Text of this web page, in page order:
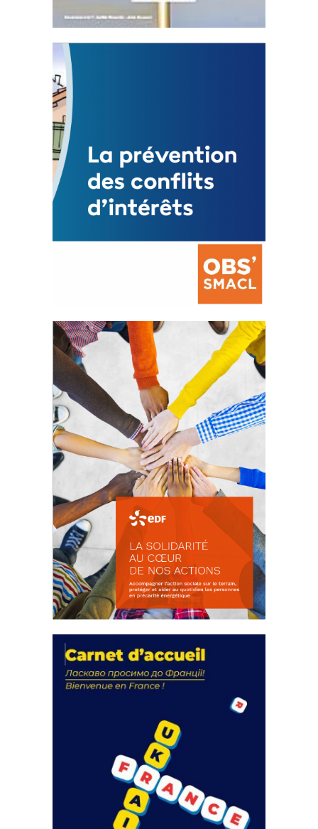
Statut de l’élu local
3 avril 2024
Mise à jour avril 2024
FEUILLETER
La prévention des conflits
d’intérêts
18 septembre 2023
FEUILLETER
actions
18 septembre 2023
FEUILLETER